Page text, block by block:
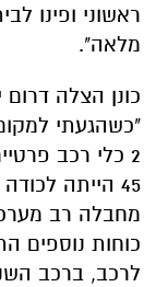
ראשוני ופינו
מלאה".
כונן הצלה
"כשהגעתי
2 כלי רכב
45 הייתה
מחבלה רב
כוחות נוספים